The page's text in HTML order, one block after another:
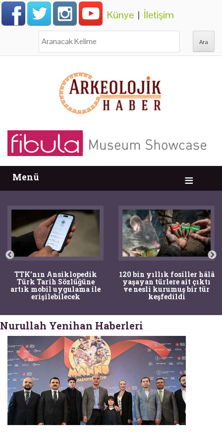
Künye | İletişim
Menü
TTK'nın Ansiklopedik
Türk Tarih Sözlüğüne
artık mobil uygulama ile
erişilebilecek
120 bin yıllık fosiller hâlâ
yaşayan türlere ait çıktı
ve nesli kurumuş bir tür
keşfedildi
Nurullah Yenihan Haberleri